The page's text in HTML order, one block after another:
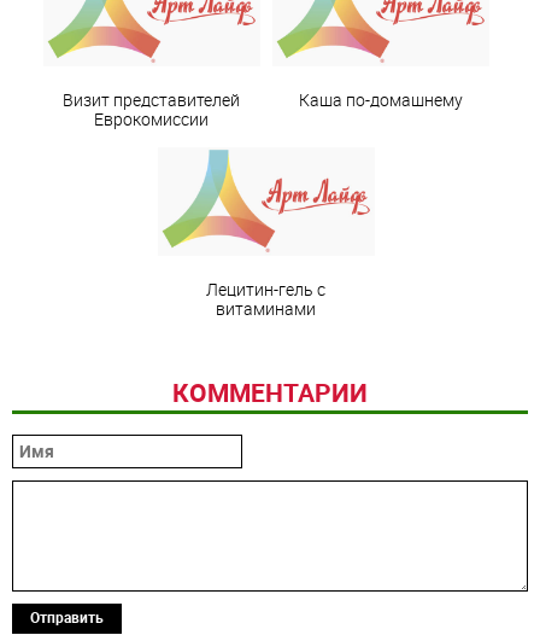
Визит представителей
Еврокомиссии
Каша по-домашнему
Лецитин-гель с
витаминами
КОММЕНТАРИИ
Отправить